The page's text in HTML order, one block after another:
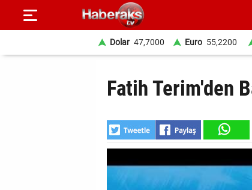
Dolar 47,7000 Euro 55,2200
Fatih Terim'den